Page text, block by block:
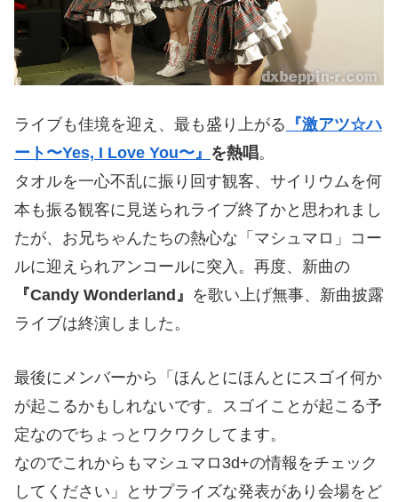
ライブも佳境を迎え、最も盛り上がる 『激アツ☆ハ
ート〜Yes, I Love You〜』 を熱唱。
タオルを一心不乱に振り回す観客、サイリウムを何
本も振る観客に見送られライブ終了かと思われまし
たが、お兄ちゃんたちの熱心な「マシュマロ」コー
ルに迎えられアンコールに突入。再度、新曲の
『Candy Wonderland』 を歌い上げ無事、新曲披露
ライブは終演しました。
最後にメンバーから「ほんとにほんとにスゴイ何か
が起こるかもしれないです。スゴイことが起こる予
定なのでちょっとワクワクしてます。
なのでこれからもマシュマロ3d+の情報をチェック
してください」とサプライズな発表があり会場をど